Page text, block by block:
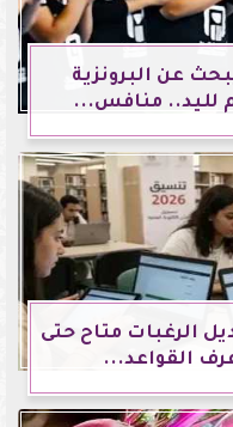
عن البرونزية
لليد.. منافس...
2026: تعديل الرغبات متاح حتى